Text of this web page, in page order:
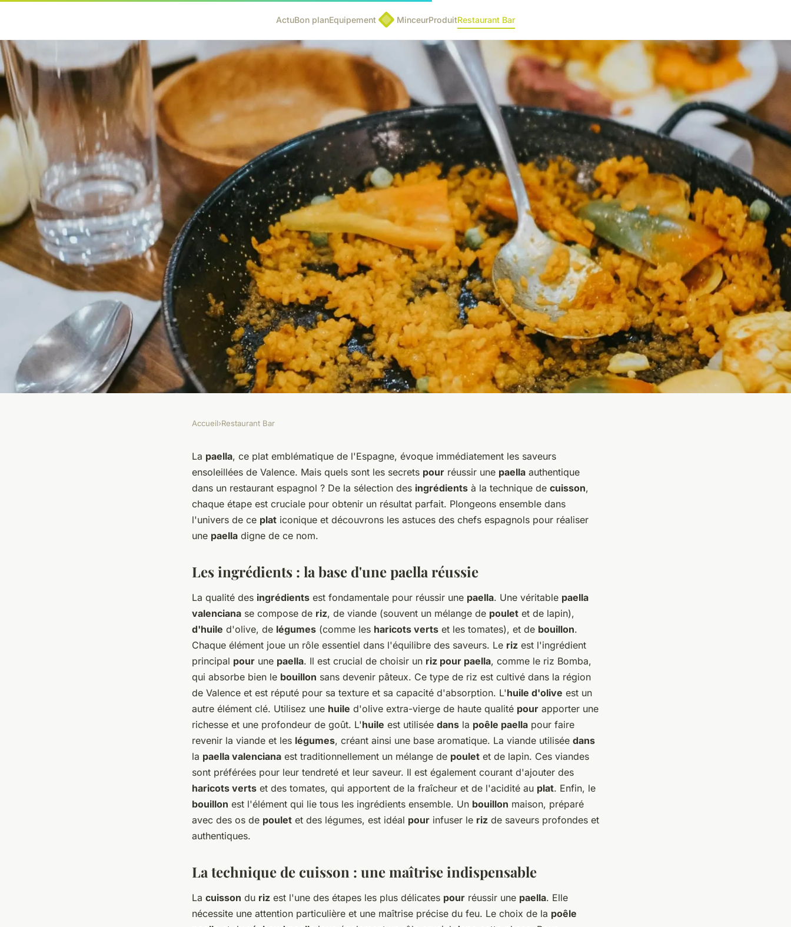
ActuBon planEquipement MinceurProduitRestaurant Bar
Quels sont les secrets pour réussir une
paella authentique dans un restaurant
Accueil›Restaurant Bar
La paella, ce plat emblématique de l'Espagne, évoque immédiatement les saveurs
ensoleillées de Valence. Mais quels sont les secrets pour réussir une paella authentique
dans un restaurant espagnol ? De la sélection des ingrédients à la technique de cuisson,
chaque étape est cruciale pour obtenir un résultat parfait. Plongeons ensemble dans
l'univers de ce plat iconique et découvrons les astuces des chefs espagnols pour réaliser
une paella digne de ce nom.
Les ingrédients : la base d'une paella réussie
La qualité des ingrédients est fondamentale pour réussir une paella. Une véritable paella
valenciana se compose de riz, de viande (souvent un mélange de poulet et de lapin),
d'huile d'olive, de légumes (comme les haricots verts et les tomates), et de bouillon.
Chaque élément joue un rôle essentiel dans l'équilibre des saveurs. Le riz est l'ingrédient
principal pour une paella. Il est crucial de choisir un riz pour paella, comme le riz Bomba,
qui absorbe bien le bouillon sans devenir pâteux. Ce type de riz est cultivé dans la région
de Valence et est réputé pour sa texture et sa capacité d'absorption. L'huile d'olive est un
autre élément clé. Utilisez une huile d'olive extra-vierge de haute qualité pour apporter une
richesse et une profondeur de goût. L'huile est utilisée dans la poêle paella pour faire
revenir la viande et les légumes, créant ainsi une base aromatique. La viande utilisée dans
la paella valenciana est traditionnellement un mélange de poulet et de lapin. Ces viandes
sont préférées pour leur tendreté et leur saveur. Il est également courant d'ajouter des
haricots verts et des tomates, qui apportent de la fraîcheur et de l'acidité au plat. Enfin, le
bouillon est l'élément qui lie tous les ingrédients ensemble. Un bouillon maison, préparé
avec des os de poulet et des légumes, est idéal pour infuser le riz de saveurs profondes et
authentiques.
La technique de cuisson : une maîtrise indispensable
La cuisson du riz est l'une des étapes les plus délicates pour réussir une paella. Elle
nécessite une attention particulière et une maîtrise précise du feu. Le choix de la poêle